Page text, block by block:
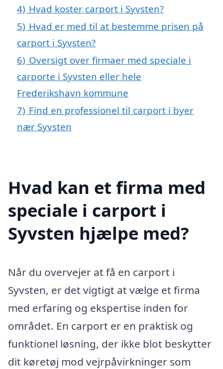
4) Hvad koster carport i Syvsten?
5) Hvad er med til at bestemme prisen på
carport i Syvsten?
6) Oversigt over firmaer med speciale i
carporte i Syvsten eller hele
Frederikshavn kommune
7) Find en professionel til carport i byer
nær Syvsten
Hvad kan et firma med
speciale i carport i
Syvsten hjælpe med?
Når du overvejer at få en carport i
Syvsten, er det vigtigt at vælge et firma
med erfaring og ekspertise inden for
området. En carport er en praktisk og
funktionel løsning, der ikke blot beskytter
dit køretøj mod vejrpåvirkninger som